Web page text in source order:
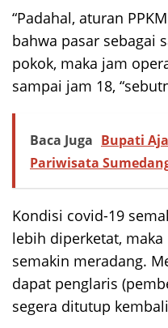
“Padahal, aturan
bahwa pasar sebagai
pokok, maka jam
sampai jam 18,
Baca Juga Bupati
Pariwisata
Kondisi covid-19
lebih diperketat,
semakin meradang.
dapat penglaris
segera ditutup